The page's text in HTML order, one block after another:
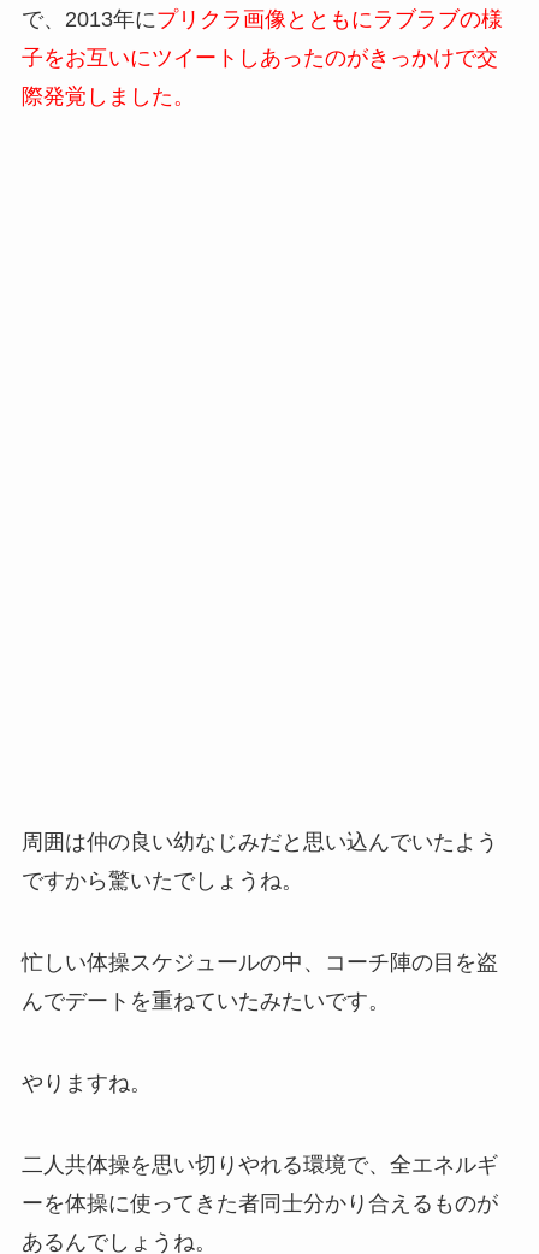
で、2013年にプリクラ画像とともにラブラブの様
子をお互いにツイートしあったのがきっかけで交
際発覚しました。
周囲は仲の良い幼なじみだと思い込んでいたよう
ですから驚いたでしょうね。
忙しい体操スケジュールの中、コーチ陣の目を盗
んでデートを重ねていたみたいです。
やりますね。
二人共体操を思い切りやれる環境で、全エネルギ
ーを体操に使ってきた者同士分かり合えるものが
あるんでしょうね。